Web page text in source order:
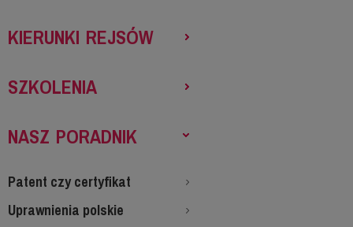
KIERUNKI REJSÓW
SZKOLENIA
NASZ PORADNIK
Patent czy certyfikat
Uprawnienia polskie